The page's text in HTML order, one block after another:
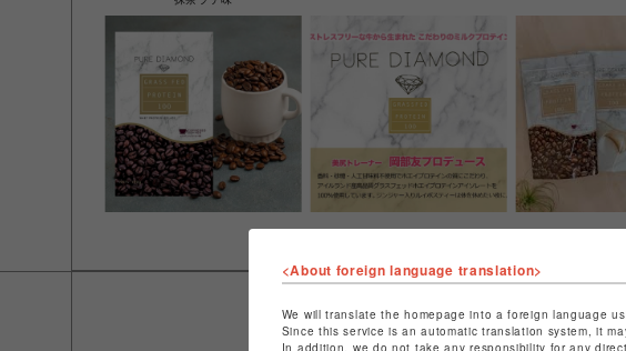
<About foreign language translation>
We will translate the homepage into a foreign language
Since this service is an automatic translation system, it
In addition, we do not take any responsibility for any